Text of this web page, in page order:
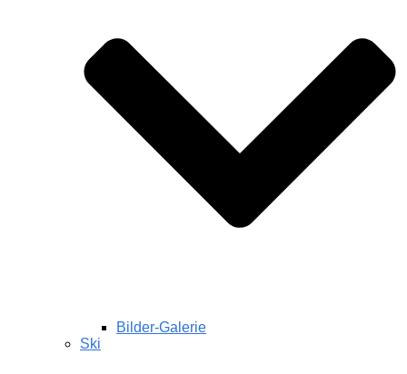
Bilder-Galerie
Ski